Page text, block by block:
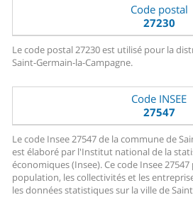
Code postal
27230
Le code postal 27230 est utilisé pour la
Saint-Germain-la-Campagne.
Code INSEE
27547
Le code Insee 27547 de la commune de
est élaboré par l'Institut national de la
économiques (Insee). Ce code Insee
population, les collectivités et les
les données statistiques sur la ville de